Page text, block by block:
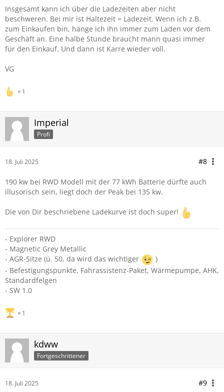
Insgesamt kann ich über die Ladezeiten aber nicht
beschweren. Bei mir ist Haltezeit = Ladezeit. Wenn ich z.B.
zum Einkaufen bin, hänge ich ihn immer zum Laden vor dem
Geschäft an. Eine halbe Stunde braucht mann quasi immer
für den Einkauf. Und dann ist Karre wieder voll.
VG
1
Imperial
Profi
18. Juli 2025 #8
190 kw bei RWD Modell mit der 77 kWh Batterie dürfte auch
illusorisch sein, liegt doch der Peak bei 135 kw.
Die von Dir beschriebene Ladekurve ist doch super!
- Explorer RWD
- Magnetic Grey Metallic
- AGR-Sitze (ü. 50, da wird das wichtiger
)
- Befestigungspunkte, Fahrassistenz-Paket, Wärmepumpe, AHK,
Standardfelgen
- SW 1.0
1
kdww
Fortgeschrittener
18. Juli 2025 #9